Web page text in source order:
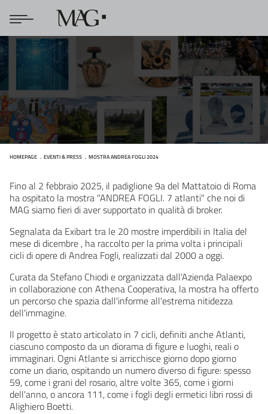
HOMEPAGE EVENTI & PRESS MOSTRA ANDREA FOGLI 2024
MOSTRA ANDREA FOGLI 2024
Fino al 2 febbraio 2025, il padiglione 9a del Mattatoio di Roma
ha ospitato la mostra "ANDREA FOGLI. 7 atlanti" che noi di
MAG siamo fieri di aver supportato in qualità di broker.
Segnalata da Exibart tra le 20 mostre imperdibili in Italia del
mese di dicembre , ha raccolto per la prima volta i principali
cicli di opere di Andrea Fogli, realizzati dal 2000 a oggi.
Curata da Stefano Chiodi e organizzata dall'Azienda Palaexpo
in collaborazione con Athena Cooperativa, la mostra ha offerto
un percorso che spazia dall'informe all'estrema nitidezza
dell'immagine.
Il progetto è stato articolato in 7 cicli, definiti anche Atlanti,
ciascuno composto da un diorama di figure e luoghi, reali o
immaginari. Ogni Atlante si arricchisce giorno dopo giorno
come un diario, ospitando un numero diverso di figure: spesso
59, come i grani del rosario, altre volte 365, come i giorni
dell'anno, o ancora 111, come i fogli degli ermetici libri rossi di
Alighiero Boetti.